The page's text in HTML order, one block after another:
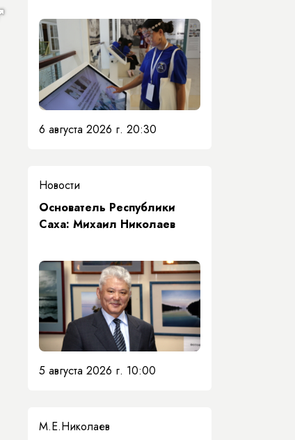
6 августа 2026 г. 20:30
Новости
Основатель Республики
Саха: Михаил Николаев
5 августа 2026 г. 10:00
М.Е.Николаев